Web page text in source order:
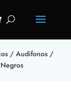
/ Audifonos/